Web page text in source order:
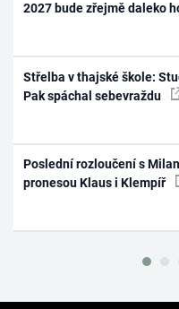
2027 bude zřejmě daleko
Střelba v thajské škole:
Pak spáchal sebevraždu
Poslední rozloučení s
pronesou Klaus i Klempíř